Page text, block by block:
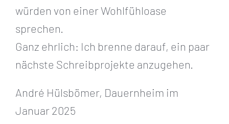
würden von einer Wohlfühloase
sprechen.
Ganz ehrlich: Ich brenne darauf, ein paar
nächste Schreibprojekte anzugehen.
André Hülsbömer, Dauernheim im
Januar 2025